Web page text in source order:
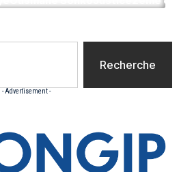
Recherche
- Advertisement -